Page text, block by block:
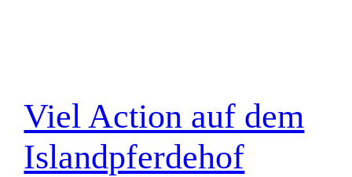
Viel Action auf dem
Islandpferdehof